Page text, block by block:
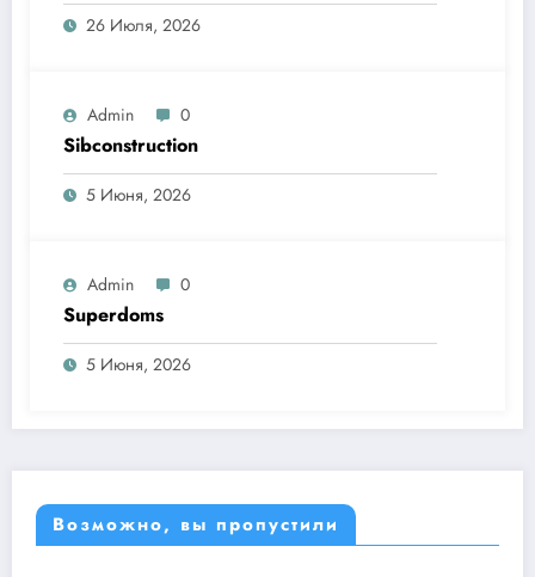
26 Июля, 2026
Admin 0
Sibconstruction
5 Июня, 2026
Admin 0
Superdoms
5 Июня, 2026
Возможно, вы пропустили